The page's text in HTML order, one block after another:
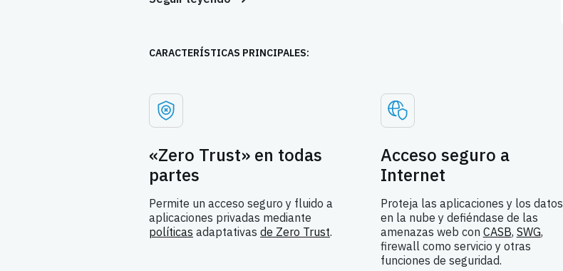
CARACTERÍSTICAS PRINCIPALES:
«Zero Trust» en todas
partes
Permite un acceso seguro y fluido a
aplicaciones privadas mediante
políticas adaptativas de Zero Trust.
Acceso seguro a
Internet
Proteja las aplicaciones y los datos
en la nube y defiéndase de las
amenazas web con CASB, SWG,
firewall como servicio y otras
funciones de seguridad.